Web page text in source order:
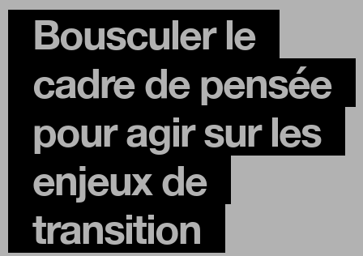
Rubriques
Numéros
Boutique
Bousculer le
cadre de pensée
pour agir sur les
enjeux de
transition